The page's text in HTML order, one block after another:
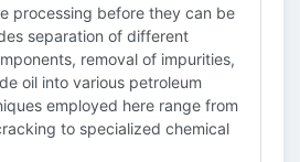
processing before they can be
separation of different
removal of impurities,
oil into various petroleum
employed here range from
to specialized chemical